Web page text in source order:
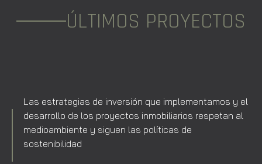
ÚLTIMOS PROYECTOS
Las estrategias de inversión que implementamos y el
desarrollo de los proyectos inmobiliarios respetan al
medioambiente y siguen las políticas de
sostenibilidad